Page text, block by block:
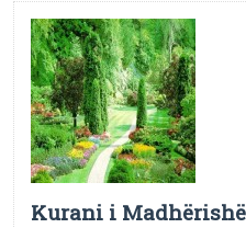
Kurani i